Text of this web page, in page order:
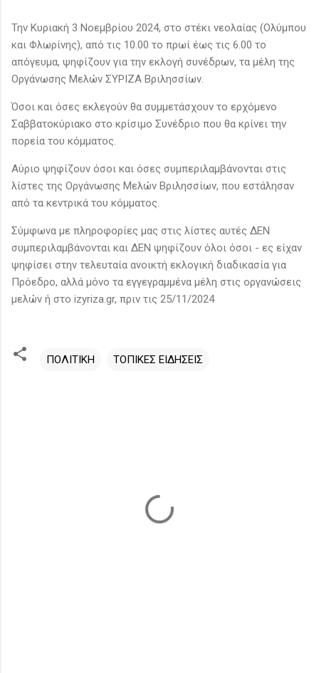
Την Κυριακή 3 Νοεμβρίου 2024, στο στέκι νεολαίας (Ολύμπου
και Φλωρίνης), από τις 10.00 το πρωί έως τις 6.00 το
απόγευμα, ψηφίζουν για την εκλογή συνέδρων, τα μέλη της
Οργάνωσης Μελών ΣΥΡΙΖΑ Βριλησσίων.
Όσοι και όσες εκλεγούν θα συμμετάσχουν το ερχόμενο
Σαββατοκύριακο στο κρίσιμο Συνέδριο που θα κρίνει την
πορεία του κόμματος.
Αύριο ψηφίζουν όσοι και όσες συμπεριλαμβάνονται στις
λίστες της Οργάνωσης Μελών Βριλησσίων, που εστάλησαν
από τα κεντρικά του κόμματος.
Σύμφωνα με πληροφορίες μας στις λίστες αυτές ΔΕΝ
συμπεριλαμβάνονται και ΔΕΝ ψηφίζουν όλοι όσοι - ες είχαν
ψηφίσει στην τελευταία ανοικτή εκλογική διαδικασία για
Πρόεδρο, αλλά μόνο τα εγγεγραμμένα μέλη στις οργανώσεις
μελών ή στο izyriza.gr, πριν τις 25/11/2024
ΠΟΛΙΤΙΚΗ ΤΟΠΙΚΕΣ ΕΙΔΗΣΕΙΣ